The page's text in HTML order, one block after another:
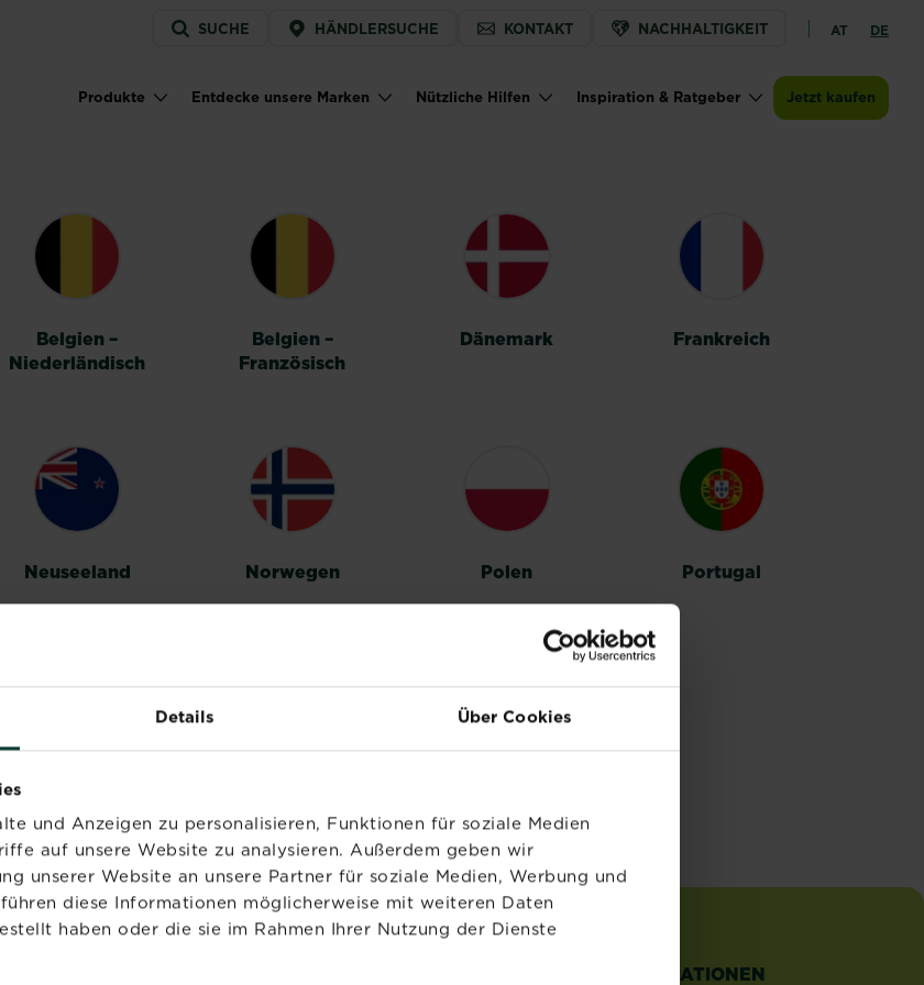
Details Über Cookies
und Anzeigen zu personalisieren, Funktionen für soziale Medien
auf unsere Website zu analysieren. Außerdem geben wir
unserer Website an unsere Partner für soziale Medien, Werbung und
diese Informationen möglicherweise mit weiteren Daten
haben oder die sie im Rahmen Ihrer Nutzung der Dienste
Service
menu
SUCHE HÄNDLERSUCHE KONTAKT NACHHALTIGKEIT AT DE
Main navigation
Produkte Entdecke unsere Marken Nützliche Hilfen Inspiration & Ratgeber Jetzt kaufen
Belgien –
Niederländisch
Belgien –
Französisch
Dänemark Frankreich
Neuseeland Norwegen Polen Portugal
INFORMATIONEN